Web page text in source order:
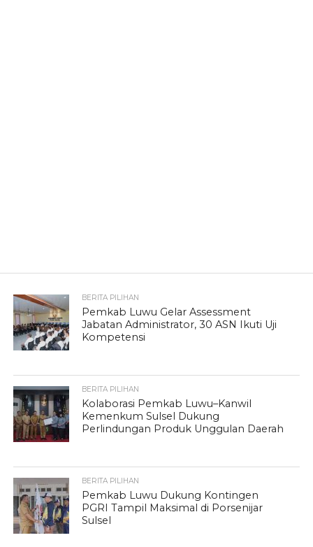
BERITA PILIHAN
Pemkab Luwu Gelar Assessment
Jabatan Administrator, 30 ASN Ikuti Uji
Kompetensi
BERITA PILIHAN
Kolaborasi Pemkab Luwu–Kanwil
Kemenkum Sulsel Dukung
Perlindungan Produk Unggulan Daerah
BERITA PILIHAN
Pemkab Luwu Dukung Kontingen
PGRI Tampil Maksimal di Porsenijar
Sulsel